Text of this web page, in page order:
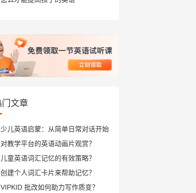
门文章
少儿英语启蒙：从简单日常对话开始
对教学平台的英语动画片观赏？
儿童英语词汇记忆的有效策略？
创建个人词汇卡片来帮助记忆？
VIPKID 批改如何助力写作质变？